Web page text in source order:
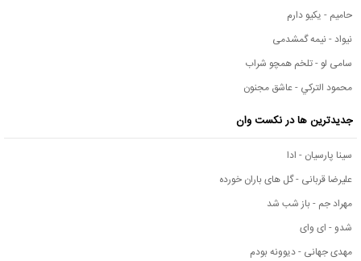
حامیم - یکیو دارم
نیواد - نیمه گمشدمی
سامی لو - تلخم همچو شراب
محمود التركي - عاشق مجنون
جدیدترین ها در نکست وان
سینا پارسیان - ادا
علیرضا قربانی - گل های باران خورده
مهراد جم - باز شب شد
شدو - ای وای
مهدی جهانی - دیوونه بودم